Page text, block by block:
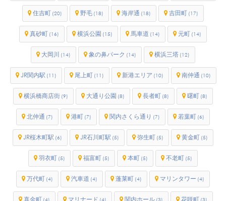
住吉町 (20) 野毛 (18) 海岸通 (18) 吉田町 (17)
真砂町 (16) 横浜公園 (15) 馬車道 (14) 元町 (14)
大岡川 (14) 象の鼻パーク (14) 横浜三塔 (12)
JR関内駅 (11) 尾上町 (11) 新港エリア (10) 南仲通 (10)
横浜橋商店街 (9) 大通り公園 (8) 長者町 (8) 曙町 (8)
北仲通 (7) 港町 (7) 関内さくら通り (7) 若葉町 (6)
JR桜木町駅 (6) JR石川町駅 (5) 弥生町 (5) 黄金町 (5)
羽衣町 (5) 福富町 (5) 本町 (5) 不老町 (5)
万代町 (4) 汽車道 (4) 蓬莱町 (4) マリンタワー (4)